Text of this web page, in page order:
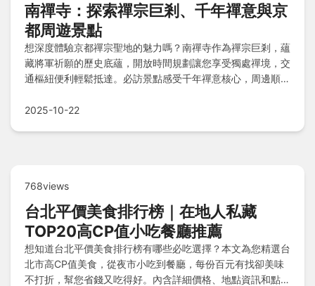
南禪寺：探索禪宗巨剎、千年禪意與京
都周遊景點
想深度體驗京都禪宗聖地的魅力嗎？南禪寺作為禪宗巨剎，蘊
藏將軍祈願的歷史底蘊，開放時間規劃讓您享受獨處禪境，交
通樞紐便利輕鬆抵達。必訪景點感受千年禪意核心，周邊順遊
嚐寺院周邊味覺禪意，旅人貼心叮嚀助您順暢遊覽。
2025-10-22
768views
台北平價美食排行榜｜在地人私藏
TOP20高CP值小吃餐廳推薦
想知道台北平價美食排行榜有哪些必吃選擇？本文為您精選台
北市高CP值美食，從夜市小吃到餐廳，每份百元有找卻美味
不打折，幫您省錢又吃得好。內含詳細價格、地點資訊和點餐